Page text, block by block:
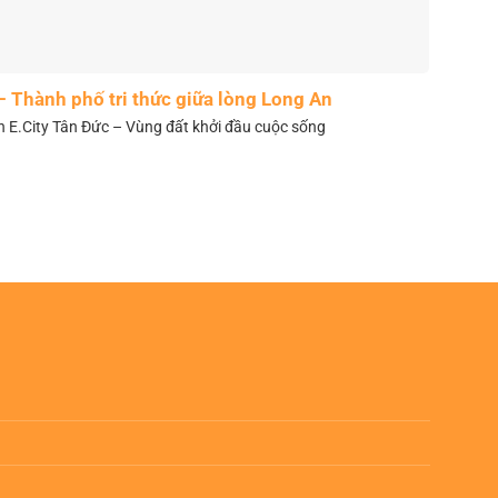
Thành phố tri thức giữa lòng Long An
E.City Tân Đức – Vùng đất khởi đầu cuộc sống